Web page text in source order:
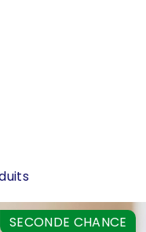
SECONDE CHANCE